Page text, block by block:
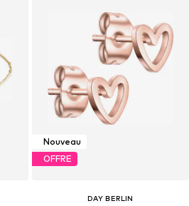
Nouveau
OFFRE
DAY BERLIN